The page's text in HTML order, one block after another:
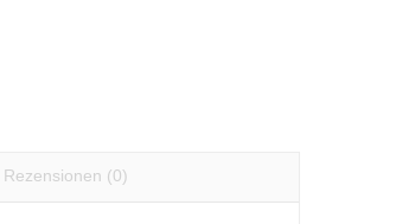
Rezensionen (0)